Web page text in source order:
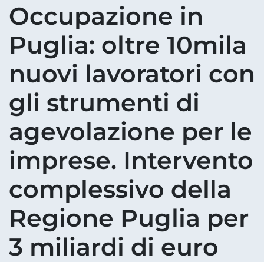
Occupazione in
Puglia: oltre 10mila
nuovi lavoratori con
gli strumenti di
agevolazione per le
imprese. Intervento
complessivo della
Regione Puglia per
3 miliardi di euro